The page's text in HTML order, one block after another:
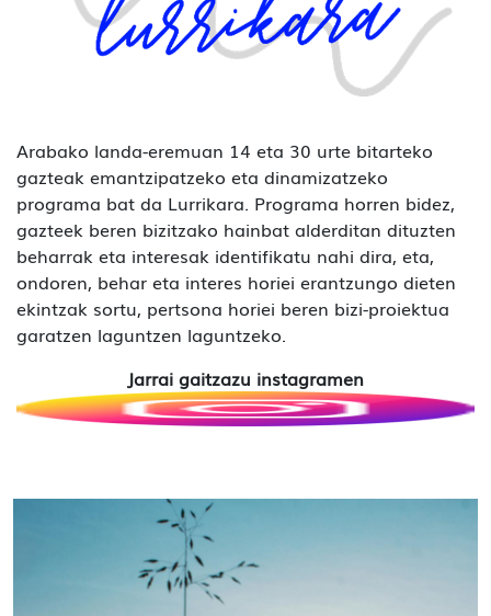
Arabako landa-eremuan 14 eta 30 urte bitarteko
gazteak emantzipatzeko eta dinamizatzeko
programa bat da Lurrikara. Programa horren bidez,
gazteek beren bizitzako hainbat alderditan dituzten
beharrak eta interesak identifikatu nahi dira, eta,
ondoren, behar eta interes horiei erantzungo dieten
ekintzak sortu, pertsona horiei beren bizi-proiektua
garatzen laguntzen laguntzeko.
Jarrai gaitzazu instagramen